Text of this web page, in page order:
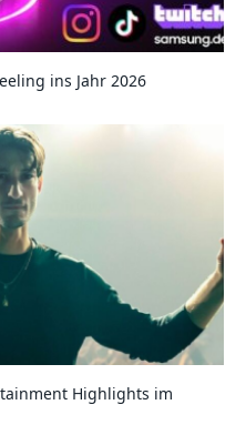
ins Jahr 2026
Highlights im